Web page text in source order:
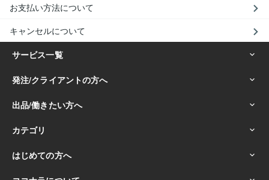
お支払い方法について
キャンセルについて